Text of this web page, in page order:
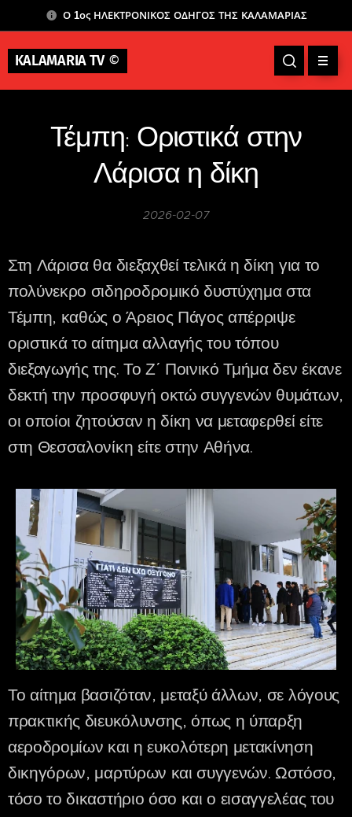
Ο 1ος ΗΛΕΚΤΡΟΝΙΚΟΣ ΟΔΗΓΟΣ ΤΗΣ ΚΑΛΑΜΑΡΙΑΣ
KALAMARIA TV©
Τέμπη: Οριστικά στην
Λάρισα η δίκη
2026-02-07
Στη Λάρισα θα διεξαχθεί τελικά η δίκη για το
πολύνεκρο σιδηροδρομικό δυστύχημα στα
Τέμπη, καθώς ο Άρειος Πάγος απέρριψε
οριστικά το αίτημα αλλαγής του τόπου
διεξαγωγής της. Το Ζ΄ Ποινικό Τμήμα δεν έκανε
δεκτή την προσφυγή οκτώ συγγενών θυμάτων,
οι οποίοι ζητούσαν η δίκη να μεταφερθεί είτε
στη Θεσσαλονίκη είτε στην Αθήνα.
Το αίτημα βασιζόταν, μεταξύ άλλων, σε λόγους
πρακτικής διευκόλυνσης, όπως η ύπαρξη
αεροδρομίων και η ευκολότερη μετακίνηση
δικηγόρων, μαρτύρων και συγγενών. Ωστόσο,
τόσο το δικαστήριο όσο και ο εισαγγελέας του